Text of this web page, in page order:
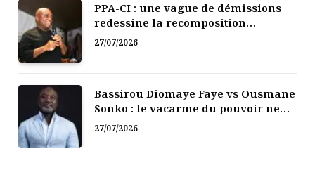
PPA-CI : une vague de démissions
redessine la recomposition
politique
27/07/2026
Bassirou Diomaye Faye vs Ousmane
Sonko : le vacarme du pouvoir ne
doit pas faire oublier les liens de la
27/07/2026